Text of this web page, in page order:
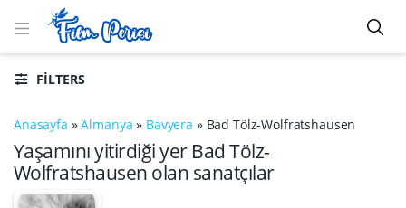
FILTERS
Anasayfa »Almanya » Bavyera » Bad Tölz-Wolfratshausen
Yaşamını yitirdiği yer Bad Tölz-
Wolfratshausen olan sanatçılar